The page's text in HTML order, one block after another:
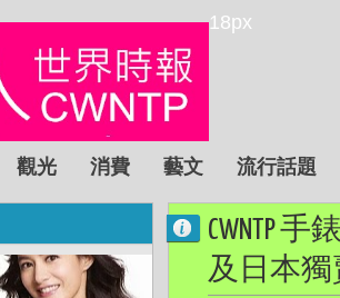
18px
觀光 消費 藝文 流行話題
CWNTP 手
及日本